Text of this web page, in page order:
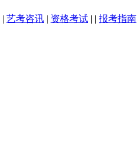
| 艺考咨讯 | 资格考试 | | 报考指南